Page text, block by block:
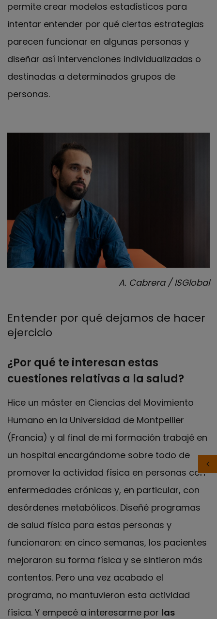
permite crear modelos estadísticos para
intentar entender por qué ciertas estrategias
parecen funcionar en algunas personas y
diseñar así intervenciones individualizadas o
destinadas a determinados grupos de
personas.
A. Cabrera / ISGlobal
Entender por qué dejamos de hacer
ejercicio
¿Por qué te interesan estas
cuestiones relativas a la salud?
Hice un máster en Ciencias del Movimiento
Humano en la Universidad de Montpellier
(Francia) y al final de mi formación trabajé en
un hospital encargándome sobre todo de
promover la actividad física en personas con
enfermedades crónicas y, en particular, con
desórdenes metabólicos. Diseñé programas
de salud física para estas personas y
funcionaron: en cinco semanas, los pacientes
mejoraron su forma física y se sintieron más
contentos. Pero una vez acabado el
programa, no mantuvieron esta actividad
física. Y empecé a interesarme por las